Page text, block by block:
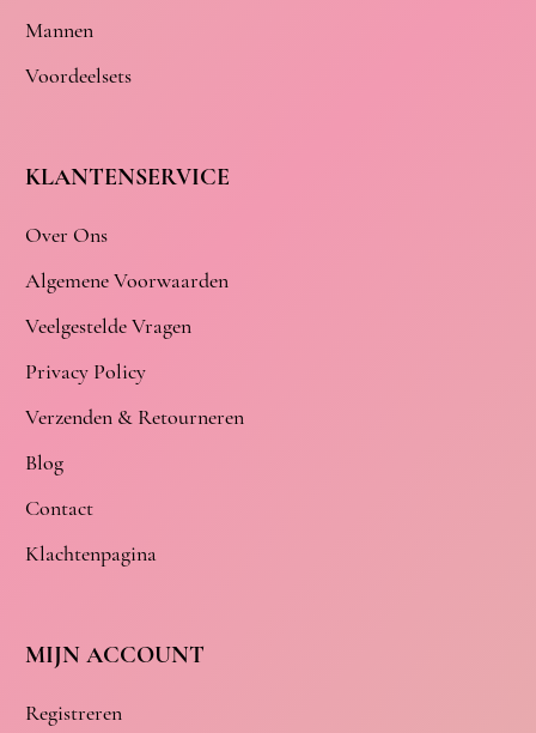
Mannen
Voordeelsets
KLANTENSERVICE
Over Ons
Algemene Voorwaarden
Veelgestelde Vragen
Privacy Policy
Verzenden & Retourneren
Blog
Contact
Klachtenpagina
MIJN ACCOUNT
Registreren